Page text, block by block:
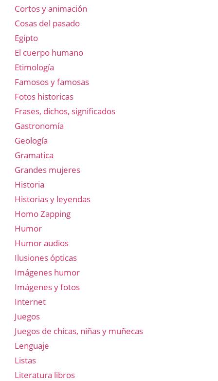
Cortos y animación
Cosas del pasado
Egipto
El cuerpo humano
Etimología
Famosos y famosas
Fotos historicas
Frases, dichos, significados
Gastronomía
Geología
Gramatica
Grandes mujeres
Historia
Historias y leyendas
Homo Zapping
Humor
Humor audios
Ilusiones ópticas
Imágenes humor
Imágenes y fotos
Internet
Juegos
Juegos de chicas, niñas y muñecas
Lenguaje
Listas
Literatura libros